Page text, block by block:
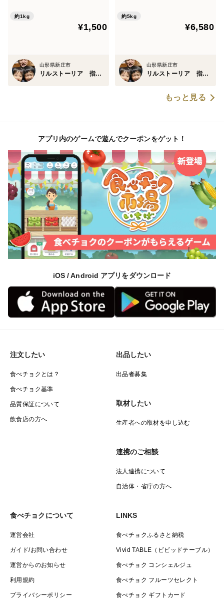
約1kg
¥1,500
山形県新庄市
リルストーリア 指村農園
約5kg
¥6,580
山形県新庄市
リルストーリア 指村農園
もっと見る
アプリ内のゲームで遊んでクーポンをゲット！
iOS / Android アプリをダウンロード
注文したい
食べチョクとは？
食べチョク基準
品質保証について
飲食店の方へ
出品したい
出品者募集
取材したい
生産者への取材を申し込む
連携のご相談
法人連携について
自治体・省庁の方へ
食べチョクについて
運営会社
ガイド/お問い合わせ
運営からのお知らせ
利用規約
プライバシーポリシー
LINKS
食べチョクふるさと納税
Vivid TABLE（ビビッドテーブル）
食べチョク コンシェルジュ
食べチョク フルーツセレクト
食べチョク ギフトカード